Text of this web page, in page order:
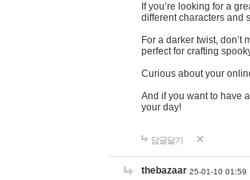
If you’re looking for a
different characters and
For a darker twist, don’t
perfect for crafting
Curious about your
And if you want to have
your day!
답글달기
thebazaar 25-01-10 01:59